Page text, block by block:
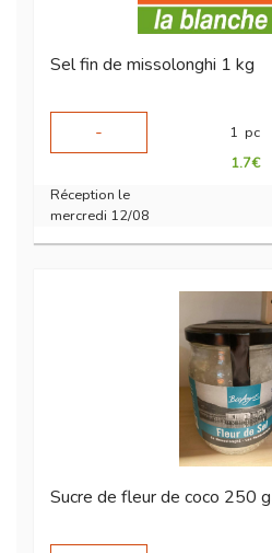
Sel fin de missolonghi 1 kg
-
1 pc
1.7€
Réception le
mercredi 12/08
Sucre de fleur de coco 250